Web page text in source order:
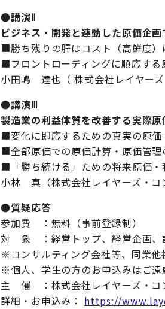
●講演Ⅱ
ビジネス・開発と連動した原価企
■勝ち残りの肝はコスト（高鮮度
■フロントローディングに順応する
小田嶋 達也（ 株式会社レイヤー
●講演Ⅲ
製造業の利益体質を改善する実際
■変化に即応するための真実の原価
■全部原価での原価計算・原価管理
■「勝ち続ける」ための将来原価・
小林 真（株式会社レイヤーズ・コ
●質疑応答
参加費 ：無料（事前登録制）
対 象 ：経営トップ、経営企画、
※コンサルティング会社等、同業
※個人、学生の方のお申込みはご遠
主 催 ：株式会社レイヤーズ・コ
詳細・お申込み： https://